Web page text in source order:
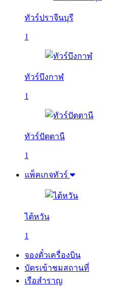
ทัวร์ปราจีนบุรี
1
ทัวร์บึงกาฬ
1
ทัวร์ปัตตานี
1
แพ็คเกจทัวร์
ไต้หวัน
1
จองตั๋วเครื่องบิน
บัตรเข้าชมสถานที่
เรือสำราญ